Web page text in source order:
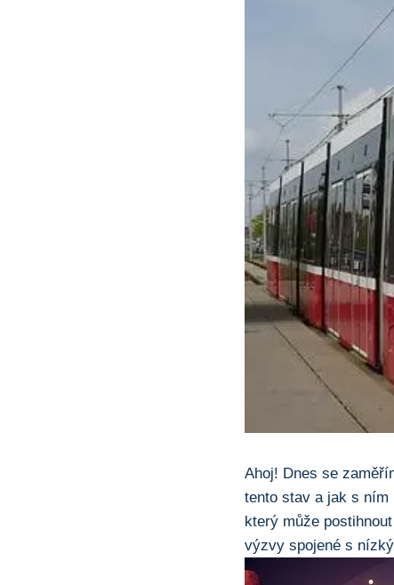
Ahoj! Dnes se
tento stav a jak s ním
který může
výzvy spojené s